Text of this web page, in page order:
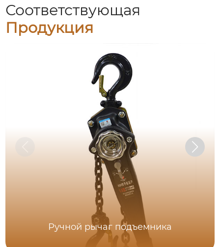
Соответствующая
Продукция
Ручной рычаг подъемника